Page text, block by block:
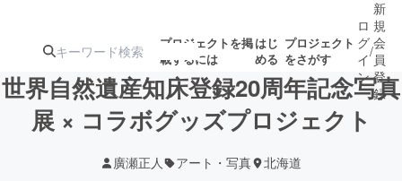
プロジェクトを掲
載するには
はじ
める
プロジェクト
をさがす
注目のリ
ターン
注目の新着プロ
ジェクト
募集終了が近いプ
ロジェクト
ロ
グ
イ
ン
/
新
規
会
員
登
録
世界自然遺産知床登録20周年記念写真
展 × コラボグッズプロジェクト
廣瀬正人 アート・写真 北海道